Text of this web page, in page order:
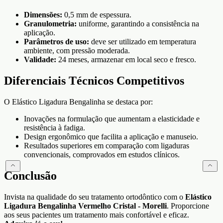
Dimensões: 0,5 mm de espessura.
Granulometria: uniforme, garantindo a consistência na
aplicação.
Parâmetros de uso: deve ser utilizado em temperatura
ambiente, com pressão moderada.
Validade: 24 meses, armazenar em local seco e fresco.
Diferenciais Técnicos Competitivos
O Elástico Ligadura Bengalinha se destaca por:
Inovações na formulação que aumentam a elasticidade e
resistência à fadiga.
Design ergonômico que facilita a aplicação e manuseio.
Resultados superiores em comparação com ligaduras
convencionais, comprovados em estudos clínicos.
Conclusão
Invista na qualidade do seu tratamento ortodôntico com o Elástico
Ligadura Bengalinha Vermelho Cristal - Morelli. Proporcione
aos seus pacientes um tratamento mais confortável e eficaz.